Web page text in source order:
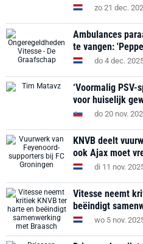
zo 21 dec.
Ambulances
te vangen:
do 4 dec.
‘Voormalig
voor huiselijk
do 20 nov.
KNVB deelt
ook Ajax moet
di 11 nov.
Vitesse neemt
beëindigt
wo 5 nov.